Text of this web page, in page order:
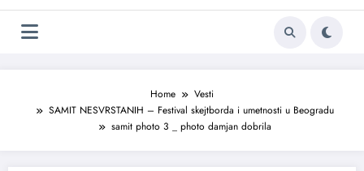
Home
Vesti
SAMIT NESVRSTANIH – Festival skejtborda i umetnosti u Beogradu
samit photo 3 _ photo damjan dobrila